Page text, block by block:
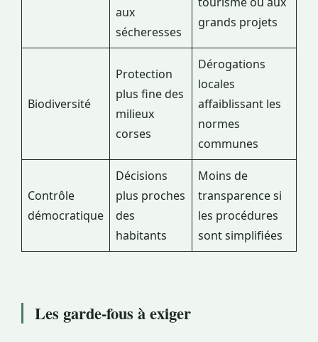
aux
sécheresses
grands projets
Biodiversité
Protection
plus fine des
milieux
corses
Dérogations
locales
affaiblissant les
normes
communes
Contrôle
démocratique
Décisions
plus proches
des
habitants
Moins de
transparence si
les procédures
sont simplifiées
Les garde-fous à exiger